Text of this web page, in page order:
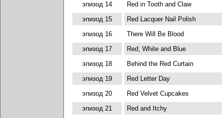
эпизод 14
Red in Tooth and Claw
эпизод 15
Red Lacquer Nail Polish
эпизод 16
There Will Be Blood
эпизод 17
Red, White and Blue
эпизод 18
Behind the Red Curtain
эпизод 19
Red Letter Day
эпизод 20
Red Velvet Cupcakes
эпизод 21
Red and Itchy